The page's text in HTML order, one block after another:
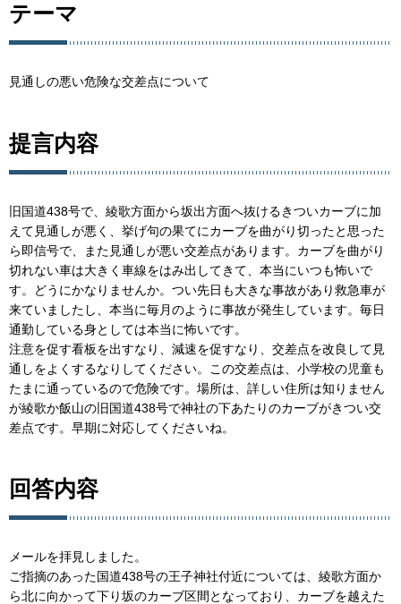
テーマ
見通しの悪い危険な交差点について
提言内容
旧国道438号で、綾歌方面から坂出方面へ抜けるきついカーブに加
えて見通しが悪く、挙げ句の果てにカーブを曲がり切ったと思った
ら即信号で、また見通しが悪い交差点があります。カーブを曲がり
切れない車は大きく車線をはみ出してきて、本当にいつも怖いで
す。どうにかなりませんか。つい先日も大きな事故があり救急車が
来ていましたし、本当に毎月のように事故が発生しています。毎日
通勤している身としては本当に怖いです。
注意を促す看板を出すなり、減速を促すなり、交差点を改良して見
通しをよくするなりしてください。この交差点は、小学校の児童も
たまに通っているので危険です。場所は、詳しい住所は知りません
が綾歌か飯山の旧国道438号で神社の下あたりのカーブがきつい交
差点です。早期に対応してくださいね。
回答内容
メールを拝見しました。
ご指摘のあった国道438号の王子神社付近については、綾歌方面か
ら北に向かって下り坂のカーブ区間となっており、カーブを越えた